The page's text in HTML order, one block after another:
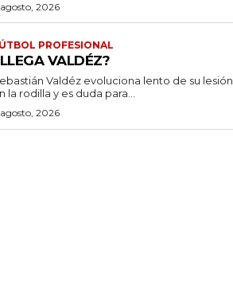
2026
PROFESIONAL
VALDÉZ?
Valdéz evoluciona lento de su lesión
la rodilla y es duda para...
2026